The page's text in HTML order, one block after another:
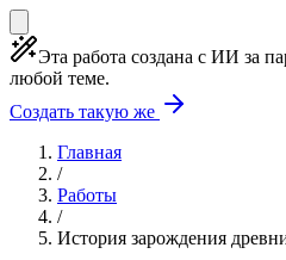
Эта работа создана с ИИ за
любой теме.
Создать такую же
Главная
/
Работы
/
История зарождения